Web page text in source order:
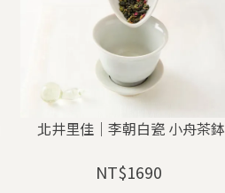
北井里佳｜李朝白瓷 小舟茶鉢
NT$1690